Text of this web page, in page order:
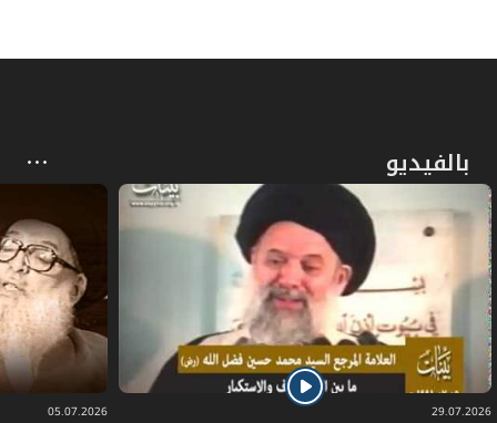
بالفيديو
29.07.2026
05.07.2026